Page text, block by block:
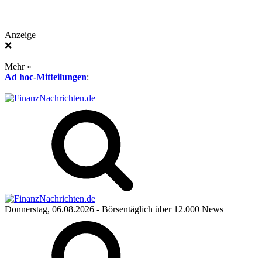
Anzeige
❌
Mehr »
Ad hoc-Mitteilungen:
Donnerstag, 06.08.2026 - Börsentäglich über 12.000 News